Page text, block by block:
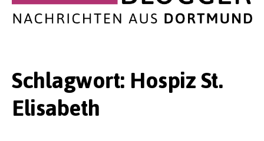
Schlagwort: Hospiz St.
Elisabeth